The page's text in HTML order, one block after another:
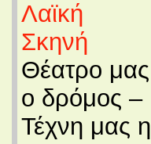
Λαϊκή
Σκηνή
Θέατρο μας
ο δρόμος –
Τέχνη μας η